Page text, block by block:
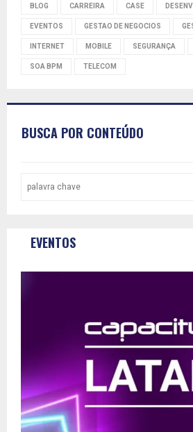
BLOG CARREIRA CASE
EVENTOS GESTAO DE NEGOCIOS
INTERNET MOBILE SEGURANÇA
SOA BPM TELECOM
BUSCA POR CONTEÚDO
EVENTOS